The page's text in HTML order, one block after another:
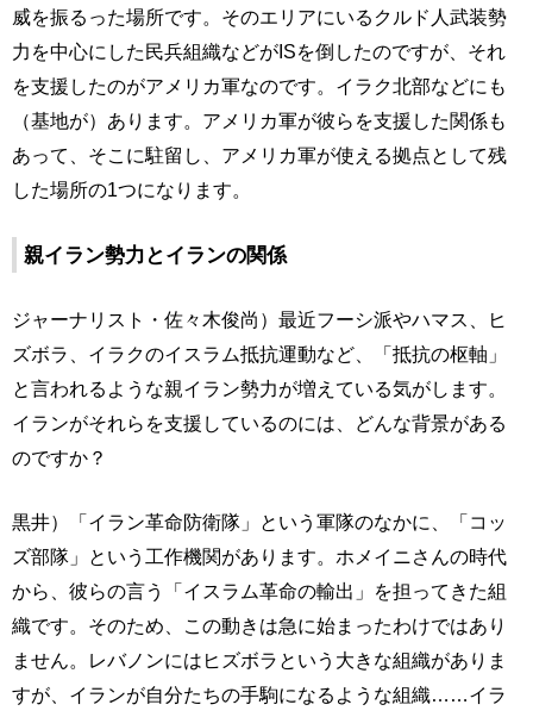
威を振るった場所です。そのエリアにいるクルド人武装勢
力を中心にした民兵組織などがISを倒したのですが、それ
を支援したのがアメリカ軍なのです。イラク北部などにも
（基地が）あります。アメリカ軍が彼らを支援した関係も
あって、そこに駐留し、アメリカ軍が使える拠点として残
した場所の1つになります。
親イラン勢力とイランの関係
ジャーナリスト・佐々木俊尚）最近フーシ派やハマス、ヒ
ズボラ、イラクのイスラム抵抗運動など、「抵抗の枢軸」
と言われるような親イラン勢力が増えている気がします。
イランがそれらを支援しているのには、どんな背景がある
のですか？
黒井）「イラン革命防衛隊」という軍隊のなかに、「コッ
ズ部隊」という工作機関があります。ホメイニさんの時代
から、彼らの言う「イスラム革命の輸出」を担ってきた組
織です。そのため、この動きは急に始まったわけではあり
ません。レバノンにはヒズボラという大きな組織がありま
すが、イランが自分たちの手駒になるような組織……イラ